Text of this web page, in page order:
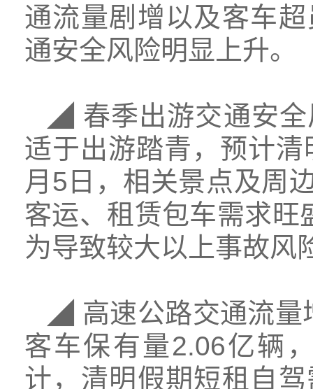
通流量剧增以及客车
通安全风险明显上升。
◢ 春季出游交通安全
适于出游踏青，预计
月5日，相关景点及周
客运、租赁包车需求旺
为导致较大以上事故风
◢ 高速公路交通流量
客车保有量2.06亿辆
计，清明假期短租自